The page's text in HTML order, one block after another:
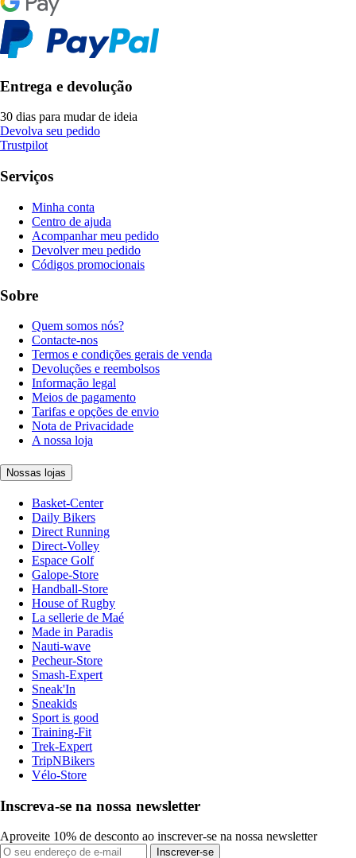
Entrega e devolução
30 dias para mudar de ideia
Devolva seu pedido
Trustpilot
Serviços
Minha conta
Centro de ajuda
Acompanhar meu pedido
Devolver meu pedido
Códigos promocionais
Sobre
Quem somos nós?
Contacte-nos
Termos e condições gerais de venda
Devoluções e reembolsos
Informação legal
Meios de pagamento
Tarifas e opções de envio
Nota de Privacidade
A nossa loja
Nossas lojas
Basket-Center
Daily Bikers
Direct Running
Direct-Volley
Espace Golf
Galope-Store
Handball-Store
House of Rugby
La sellerie de Maé
Made in Paradis
Nauti-wave
Pecheur-Store
Smash-Expert
Sneak'In
Sneakids
Sport is good
Training-Fit
Trek-Expert
TripNBikers
Vélo-Store
Inscreva-se na nossa newsletter
Aproveite 10% de desconto ao inscrever-se na nossa newsletter
Inscrever-se